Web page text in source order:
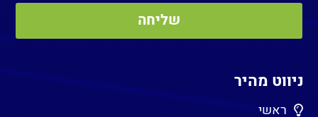
ניווט מהיר
ראשי